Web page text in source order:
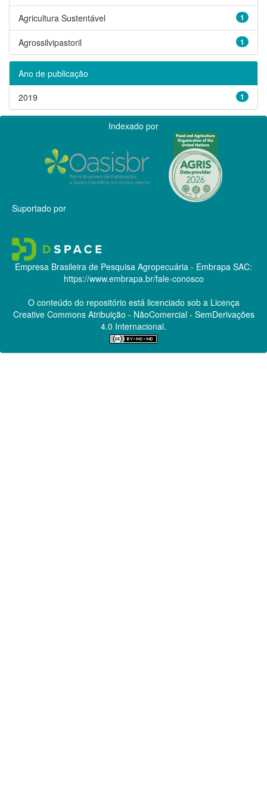
1
Agricultura Sustentável
1
Agrossilvipastoril
Ano de publicação
1
2019
Indexado por
Suportado por
Empresa Brasileira de Pesquisa Agropecuária - Embrapa SAC:
https://www.embrapa.br/fale-conosco
O conteúdo do repositório está licenciado sob a Licença
Creative CommonsAtribuição - NãoComercial - SemDerivações
4.0 Internacional.